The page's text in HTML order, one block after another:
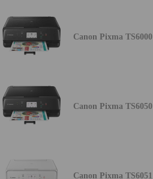
Canon Pixma TS6000
Canon Pixma TS6050
Canon Pixma TS6051